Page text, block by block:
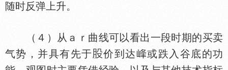
随时反弹上升。
（４）从ａｒ曲线可以看出一段时期的买卖
气势，并具有先于
价到达
或跌入谷底的功